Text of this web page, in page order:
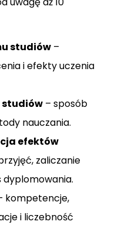
studiów –
i efekty uczenia
studiów – sposób
nauczania.
efektów
zaliczanie
kompetencje,
i liczebność